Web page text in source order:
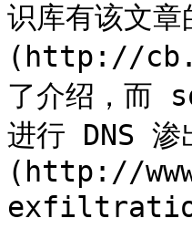
识库有该文
(http://
了介绍，而
进行 DNS 渗
(http://